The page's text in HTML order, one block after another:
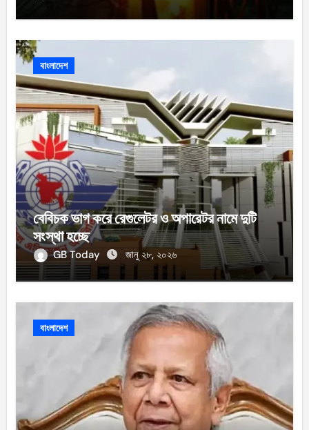
বাংলাদেশ
বেবিচক ভাগ করে রেগুলেটর ও অপারেটর নামে দুটি
সংস্থা হচ্ছে
GB Today জানু ২৮, ২০২৬
বাংলাদেশ